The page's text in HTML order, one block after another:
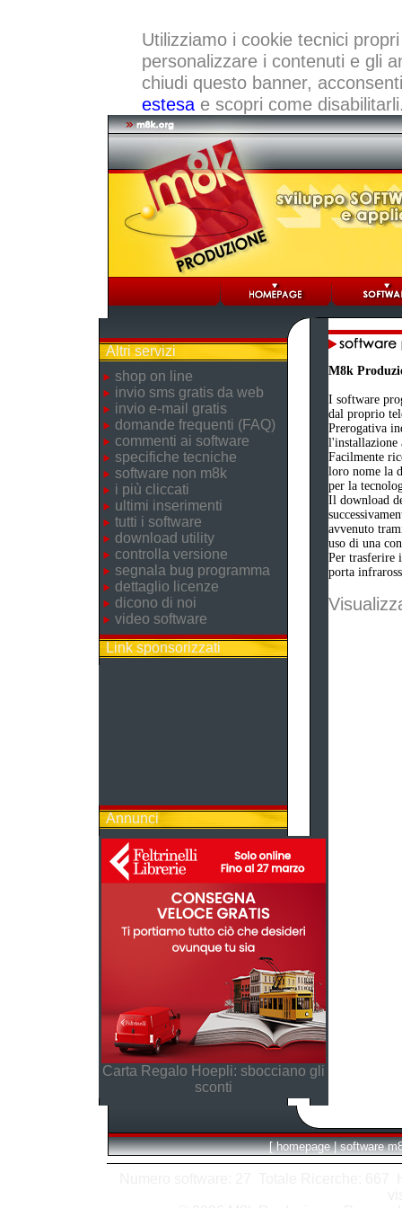
Utilizziamo i cookie tecnici
personalizzare i contenuti e gli
chiudi questo banner,
estesae scopri come
Altri servizi
shop on line
invio sms gratis da web
invio e-mail gratis
domande frequenti (FAQ)
commenti ai software
specifiche tecniche
software non m8k
i più cliccati
ultimi inserimenti
tutti i software
download utility
controlla versione
segnala bug programma
dettaglio licenze
dicono di noi
video software
Link sponsorizzati
Annunci
Carta Regalo Hoepli: sbocciano gli
sconti
M8k
I software
dal proprio
Prerogativa
l'installazione
Facilmente
loro nome la
per la
Il download
avvenuto
uso di una
Per trasferire
porta
[ homepage | software